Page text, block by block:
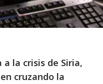
la crisis de Siria,
cruzando la